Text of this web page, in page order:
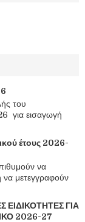
του
για εισαγωγή
έτους 2026-
να
μετεγγραφούν
ΓΙΑ
2026-27